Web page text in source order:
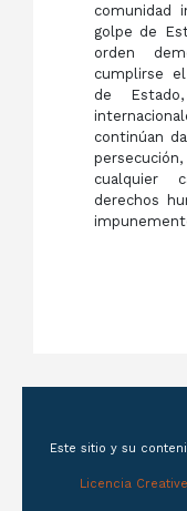
comunidad
golpe de
orden
cumplirse
de
continúan
cualquier
derechos
Este sitio y su
Licencia